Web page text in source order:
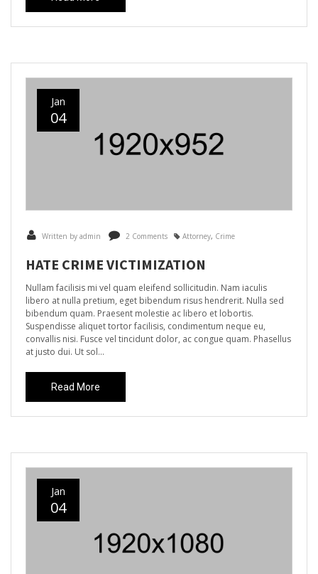
Jan
04
Written by admin 2 Comments Attorney, Crime
HATE CRIME VICTIMIZATION
Nullam facilisis mi vel quam eleifend sollicitudin. Nam iaculis
libero at nulla pretium, eget bibendum risus hendrerit. Nulla sed
bibendum quam. Praesent molestie ac libero et lobortis.
Suspendisse aliquet tortor facilisis, condimentum neque eu,
convallis nisi. Fusce vel tincidunt dolor, ac congue quam. Phasellus
at justo dui. Ut sol...
Read More
Jan
04